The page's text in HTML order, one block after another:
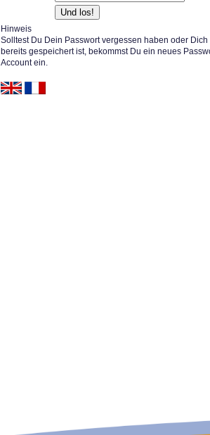
Hinweis
Solltest Du Dein Passwort vergessen haben oder
bereits gespeichert ist, bekommst Du ein neues
Account ein.